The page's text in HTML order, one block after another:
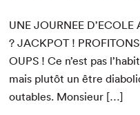
UNE JOURNEE D’ECOLE
?JACK­POT!
OUPS ! Ce n’est pas
mais plutôt un être
outa­bles. Monsieur […]